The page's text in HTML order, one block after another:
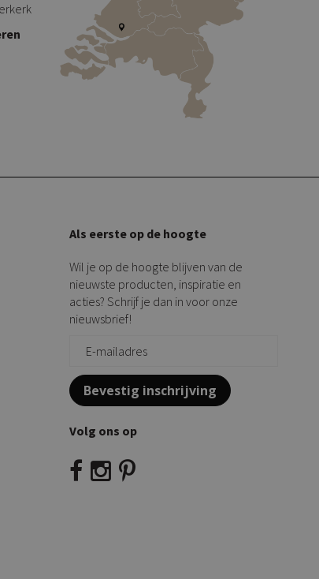
Als eerste op de hoogte
Wil je op de hoogte blijven van de
nieuwste producten, inspiratie en
acties? Schrijf je dan in voor onze
nieuwsbrief!
Bevestig inschrijving
Volg ons op